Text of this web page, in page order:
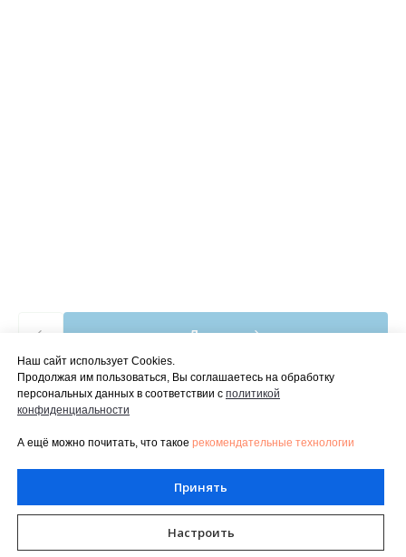
Дальше
Наш сайт использует Cookies.
Продолжая им пользоваться, Вы соглашаетесь на обработку
персональных данных в соответствии с политико й
конфиденциальности
А ещё можно почитать, что такое рекомендательные технологии
Принять
Настроить